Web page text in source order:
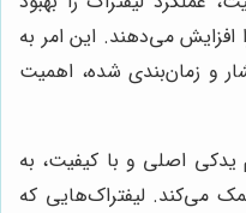
افزایش می‌دهند. این امر به
و زمان‌بندی شده، اهمیت
یدکی اصلی و با کیفیت، به
می‌کند. لیفتراک‌هایی که